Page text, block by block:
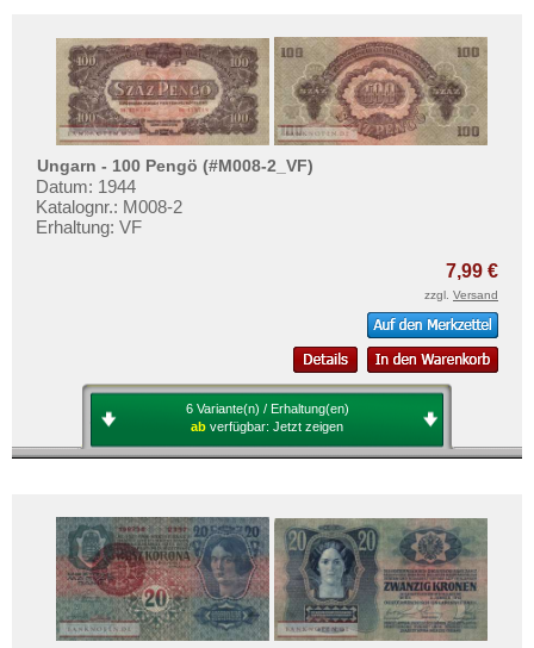
Ungarn - 100 Pengö (#M008-2_VF)
Datum: 1944
Katalognr.: M008-2
Erhaltung: VF
7,99 €
zzgl. Versand
6 Variante(n) / Erhaltung(en)
ab verfügbar: Jetzt zeigen